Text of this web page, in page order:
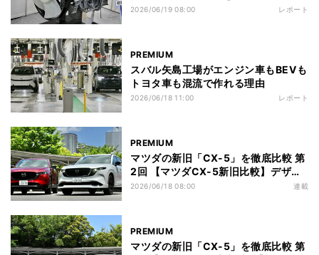
2026/06/19 08:00 レポート
PREMIUM
スバル矢島工場がエンジン車もBEVも
トヨタ車も混流で作れる理由
2026/06/18 11:00 レポート
PREMIUM
マツダの新旧「CX-5」を徹底比較 第
2回 【マツダCX-5新旧比較】デザイ
ンは相似形? 並べて比べて違いを探る
2026/06/18 08:00 連載
PREMIUM
マツダの新旧「CX-5」を徹底比較 第